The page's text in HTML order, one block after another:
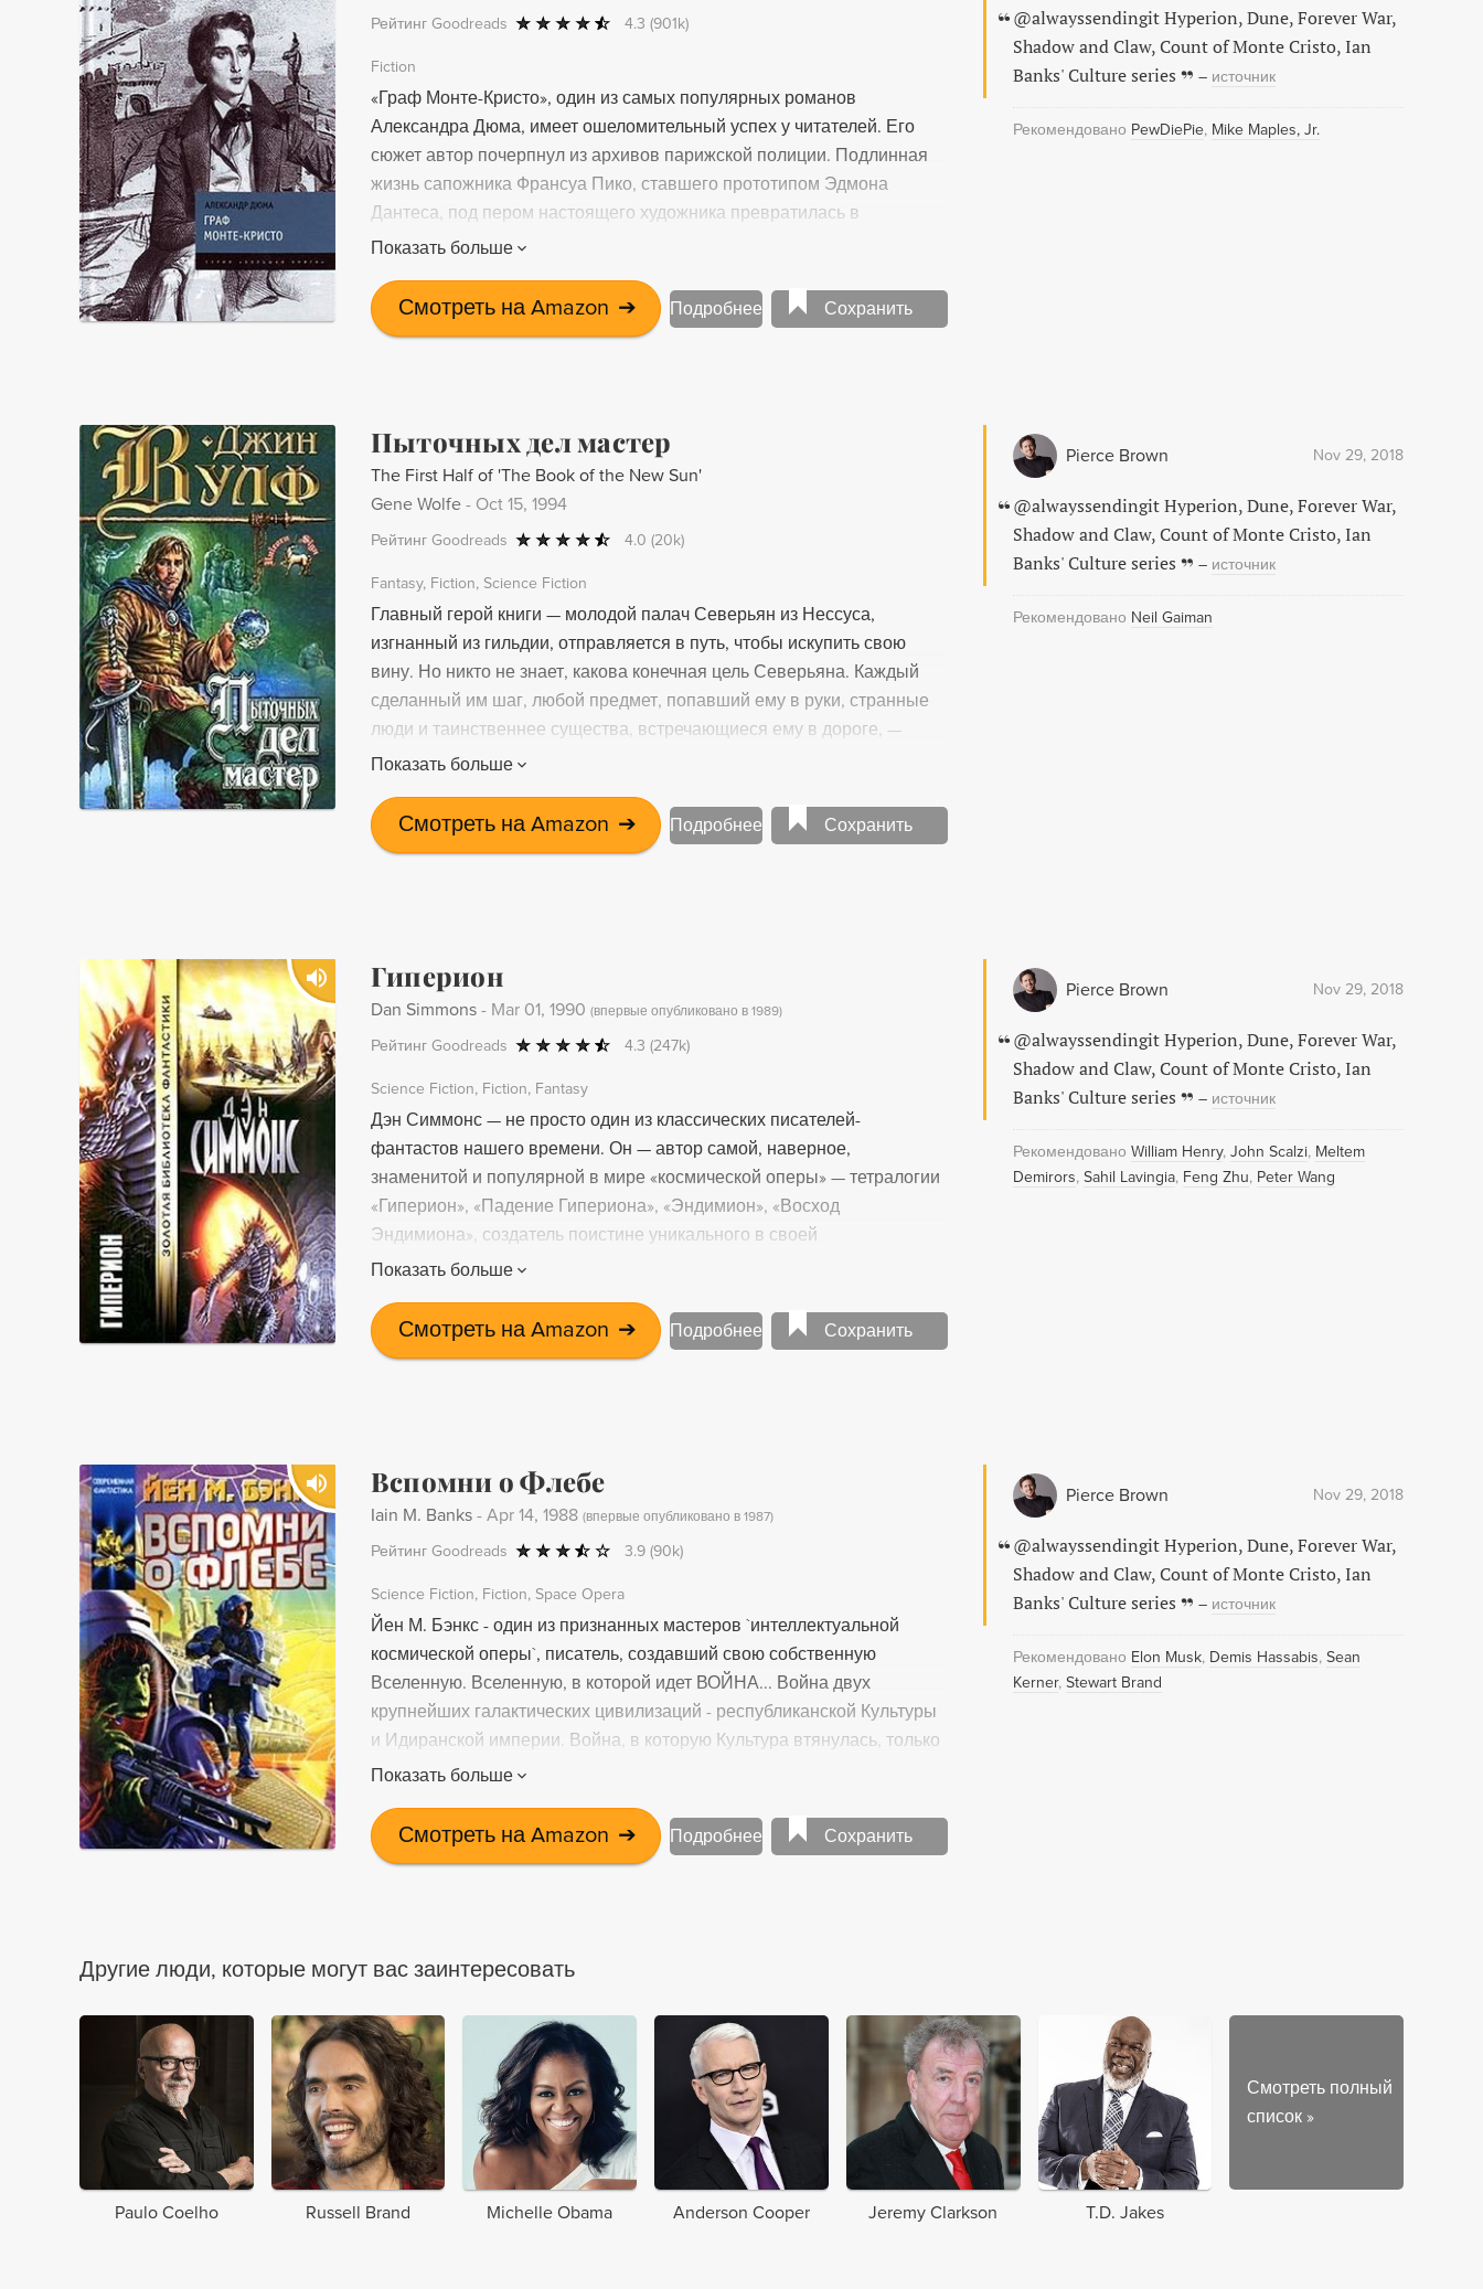
Рейтинг Goodreads 4.3 (901k)
Fiction
«Граф Монте-Кристо», один из самых популярных романов
Александра Дюма, имеет ошеломительный успех у читателей. Его
сюжет автор почерпнул из архивов парижской полиции. Подлинная
жизнь сапожника Франсуа Пико, ставшего прототипом Эдмона
Дантеса, под пером настоящего художника превратилась в
захватывающую книгу о мученике замка Иф и о парижском ангеле
Показать больше
Смотреть на Amazon ➔ Подробнее Сохранить
@alwayssendingit Hyperion, Dune, Forever War,
Shadow and Claw, Count of Monte Cristo, Ian
Banks' Culture series
– источник
Рекомендовано PewDiePie Mike Maples, Jr.
Пыточных дел мастер
The First Half of 'The Book of the New Sun'
Gene Wolfe - Oct 15, 1994
Рейтинг Goodreads 4.0 (20k)
Fantasy Fiction Science Fiction
Главный герой книги — молодой палач Северьян из Нессуса,
изгнанный из гильдии, отправляется в путь, чтобы искупить свою
вину. Но никто не знает, какова конечная цель Северьяна. Каждый
сделанный им шаг, любой предмет, попавший ему в руки, странные
люди и таинственнее существа, встречающиеся ему в дороге, —
звенья одной цепи, загадочные инструменты судьбы. Джин Вулф
попавшую к нему из далекого будущего. Публикуется на русском
языке впервые!
Показать больше
Смотреть на Amazon ➔ Подробнее Сохранить
Pierce Brown Nov 29, 2018
@alwayssendingit Hyperion, Dune, Forever War,
Shadow and Claw, Count of Monte Cristo, Ian
Banks' Culture series
– источник
Рекомендовано Neil Gaiman
Гиперион
Dan Simmons - Mar 01, 1990 (впервые опубликовано в 1989)
Рейтинг Goodreads 4.3 (247k)
Science Fiction Fiction Fantasy
Дэн Симмонс — не просто один из классических писателей-
фантастов нашего времени. Он — автор самой, наверное,
знаменитой и популярной в мире «космической оперы» — тетралогии
«Гиперион», «Падение Гипериона», «Эндимион», «Восход
Эндимиона», создатель поистине уникального в своей
оригинальности мира, загадочного и изменчивого мира порталов,
в которых причудливо переплелись судьбы священника и солдата,
поэта и ученого, консула и детектива. Критики и читатели единодушно
Показать больше
Смотреть на Amazon ➔ Подробнее Сохранить
Pierce Brown Nov 29, 2018
@alwayssendingit Hyperion, Dune, Forever War,
Shadow and Claw, Count of Monte Cristo, Ian
Banks' Culture series
– источник
Рекомендовано William Henry John Scalzi Meltem
Demirors Sahil Lavingia Feng Zhu Peter Wang
Вспомни о Флебе
Iain M. Banks - Apr 14, 1988 (впервые опубликовано в 1987)
Рейтинг Goodreads 3.9 (90k)
Science Fiction Fiction Space Opera
Йен М. Бэнкс - один из признанных мастеров `интеллектуальной
космической оперы`, писатель, создавший свою собственную
Вселенную. Вселенную, в которой идет ВОЙНА... Война двух
крупнейших галактических цивилизаций - республиканской Культуры
и Идиранской империи. Война, в которую Культура втянулась, только
чтобы спасти свой душевный покой... самое ценное, что имела.
должен расширяться, чтобы не стать бессмысленным. Война,
которая растянулась на сорок восемь лет и один месяц. Общее число
Галактической истории. Перед вами - один из эпизодов этой войны.
Мир Шара..
Показать больше
Смотреть на Amazon ➔ Подробнее Сохранить
Pierce Brown Nov 29, 2018
@alwayssendingit Hyperion, Dune, Forever War,
Shadow and Claw, Count of Monte Cristo, Ian
Banks' Culture series
– источник
Рекомендовано Elon Musk Demis Hassabis Sean
Kerner Stewart Brand
Другие люди, которые могут вас заинтересовать
Paulo Coelho Russell Brand Michelle Obama Anderson Cooper Jeremy Clarkson T.D. Jakes
Смотреть полный
список »